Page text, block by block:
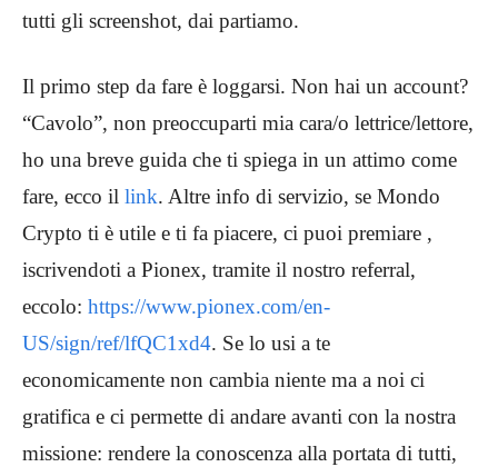
tutti gli screenshot, dai partiamo.
Il primo step da fare è loggarsi. Non hai un account?
“Cavolo”, non preoccuparti mia cara/o lettrice/lettore,
ho una breve guida che ti spiega in un attimo come
fare, ecco il link. Altre info di servizio, se Mondo
Crypto ti è utile e ti fa piacere, ci puoi premiare ,
iscrivendoti a Pionex, tramite il nostro referral,
eccolo: https://www.pionex.com/en-
US/sign/ref/lfQC1xd4. Se lo usi a te
economicamente non cambia niente ma a noi ci
gratifica e ci permette di andare avanti con la nostra
missione: rendere la conoscenza alla portata di tutti,